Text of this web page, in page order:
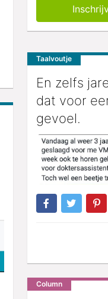
Taalvoutje
En zelfs
dat voor
gevoel.
Column